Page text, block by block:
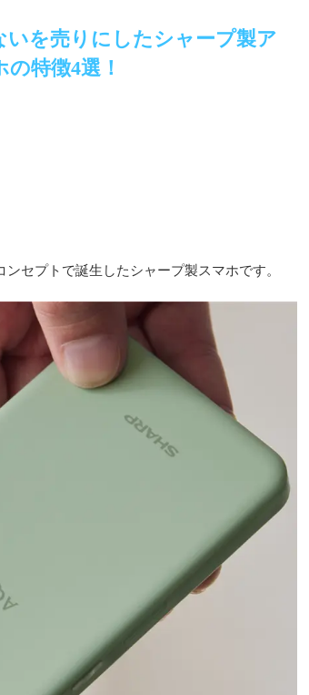
いを売りにしたシャープ製ア
特徴4選！
セプトで誕生したシャープ製スマホです。